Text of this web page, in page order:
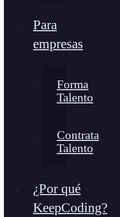
Para
empresas
Forma
Talento
Contrata
Talento
¿Por qué
KeepCoding?